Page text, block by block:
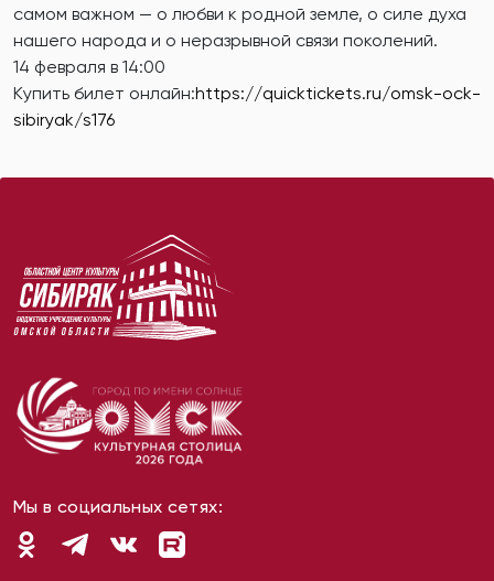
самом важном — о любви к родной земле, о силе духа
нашего народа и о неразрывной связи поколений.
14 февраля в 14:00
Купить билет онлайн:https://quicktickets.ru/omsk-ock-
sibiryak/s176
Мы в социальных сетях: